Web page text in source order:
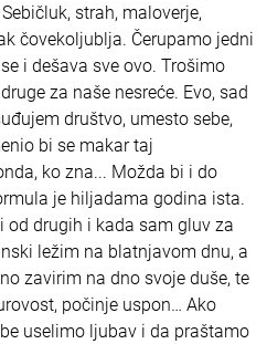
strah, maloverje,
čovekoljublja. Čerupamo jedni
i dešava sve ovo. Trošimo
za naše nesreće. Evo, sad
društvo, umesto sebe,
bi se makar taj
ko zna... Možda bi i do
je hiljadama godina ista.
drugih i kada sam gluv za
ležim na blatnjavom dnu, a
zavirim na dno svoje duše, te
počinje uspon… Ako
uselimo ljubav i da praštamo